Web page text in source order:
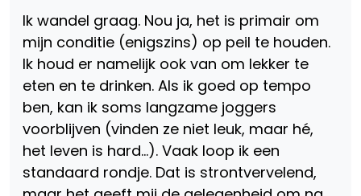
Ik wandel graag. Nou ja, het is primair om
mijn conditie (enigszins) op peil te houden.
Ik houd er namelijk ook van om lekker te
eten en te drinken. Als ik goed op tempo
ben, kan ik soms langzame joggers
voorblijven (vinden ze niet leuk, maar hé,
het leven is hard…). Vaak loop ik een
standaard rondje. Dat is strontvervelend,